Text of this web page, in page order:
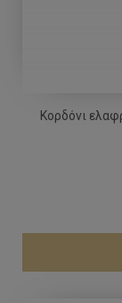
Κορδόνι